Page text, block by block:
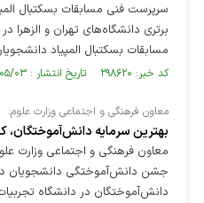
سرپرست فنی مسابقات بسکتبال
برتری دانشگاه‌های تهران و الزهرا
مسابقات بسکتبال المپیاد
کد خبر: ۲۹۸۶۲۰ تاریخ انتشار : ۱۳۹۷/۰۵/۰۳
معاون فرهنگی و اجتماعی وزارت علوم:
بهترین سرمایه
معاون فرهنگی و اجتماعی وزارت
جشن دانش‌آموختگی دانشجویان
دانش‌آموختگان در دانشگاه